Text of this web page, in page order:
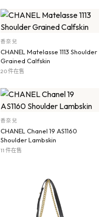
香奈兒
CHANEL Matelasse 1113 Shoulder
Grained Calfskin
20 件在售
香奈兒
CHANEL Chanel 19 AS1160
Shoulder Lambskin
11 件在售